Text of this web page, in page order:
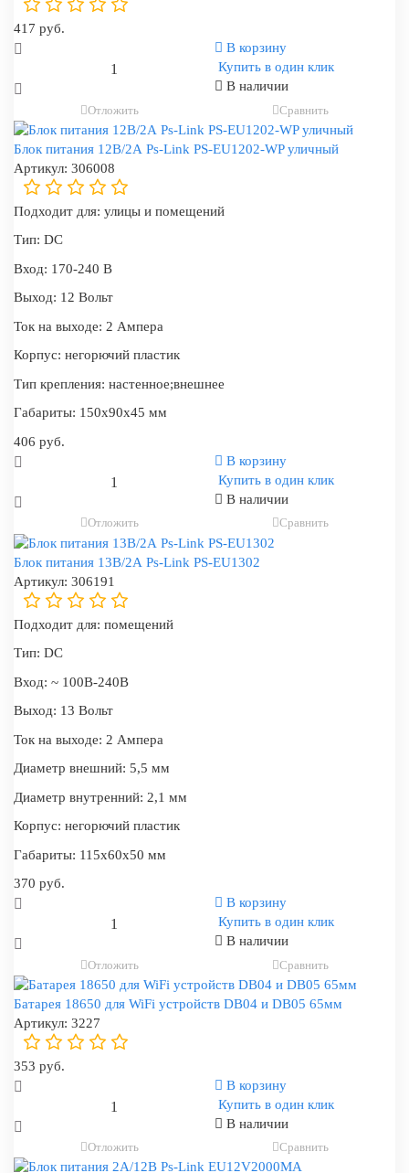
417 руб.
В корзину
Купить в один клик
В наличии
Отложить Сравнить
Блок питания 12В/2А Ps-Link PS-EU1202-WP уличный
Артикул: 306008
Подходит для: улицы и помещений
Тип: DC
Вход: 170-240 В
Выход: 12 Вольт
Ток на выходе: 2 Ампера
Корпус: негорючий пластик
Тип крепления: настенное;внешнее
Габариты: 150x90x45 мм
406 руб.
В корзину
Купить в один клик
В наличии
Отложить Сравнить
Блок питания 13В/2А Ps-Link PS-EU1302
Артикул: 306191
Подходит для: помещений
Тип: DC
Вход: ~ 100В-240В
Выход: 13 Вольт
Ток на выходе: 2 Ампера
Диаметр внешний: 5,5 мм
Диаметр внутренний: 2,1 мм
Корпус: негорючий пластик
Габариты: 115x60x50 мм
370 руб.
В корзину
Купить в один клик
В наличии
Отложить Сравнить
Батарея 18650 для WiFi устройств DB04 и DB05 65мм
Артикул: 3227
353 руб.
В корзину
Купить в один клик
В наличии
Отложить Сравнить